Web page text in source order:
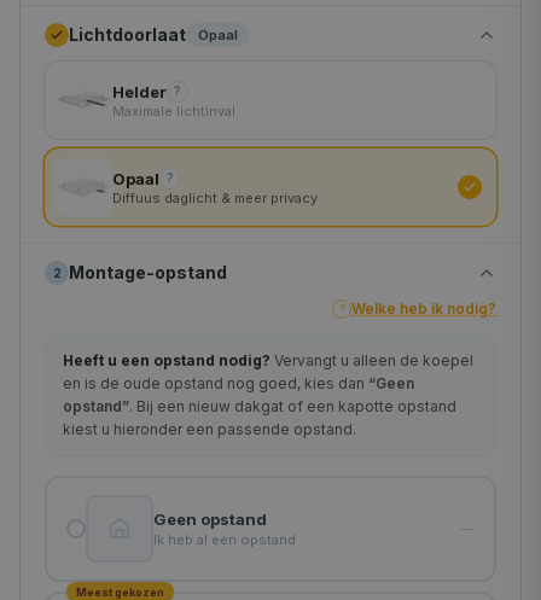
160×160 cm
180×180 cm
Lichtdoorlaat Opaal
Helder ?
Maximale lichtinval
Opaal ?
Diffuus daglicht & meer privacy
2 Montage-opstand
? Welke heb ik nodig?
Heeft u een opstand nodig? Vervangt u alleen de koepel
en is de oude opstand nog goed, kies dan “Geen
opstand”. Bij een nieuw dakgat of een kapotte opstand
kiest u hieronder een passende opstand.
Geen opstand
Ik heb al een opstand
—
Meest gekozen